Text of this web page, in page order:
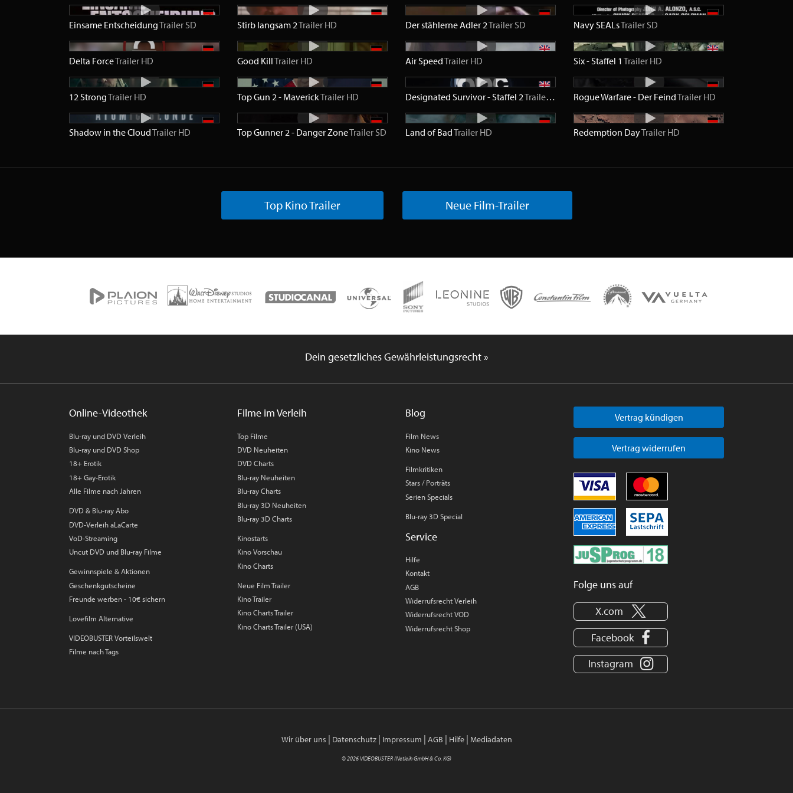
Einsame EntscheidungTrailer SD Stirb langsam 2Trailer HD Der stählerne Adler 2Trailer SD Navy SEALsTrailer SD
Delta ForceTrailer HD Good KillTrailer HD Air SpeedTrailer HD Six - Staffel 1 Trailer HD
12 StrongTrailer HD Top Gun 2 - MaverickTrailer HD Designated Survivor - Staffel 2Trailer HD Rogue Warfare - Der FeindTrailer HD
Shadow in the CloudTrailer HD Top Gunner 2 - Danger ZoneTrailer SD Land of BadTrailer HD Redemption DayTrailer HD
Top Kino Trailer Neue Film-Trailer
Dein gesetzliches Gewährleistungsrecht »
Online-Videothek
Blu-ray und DVD Verleih
Blu-ray und DVD Shop
18+ Erotik
18+ Gay-Erotik
Alle Filme nach Jahren
DVD & Blu-ray Abo
DVD-Verleih aLaCarte
VoD-Streaming
Uncut DVD und Blu-ray Filme
Gewinnspiele & Aktionen
Geschenkgutscheine
Freunde werben - 10€ sichern
Lovefilm Alternative
VIDEOBUSTER Vorteilswelt
Filme nach Tags
Filme im Verleih
Top Filme
DVD Neuheiten
DVD Charts
Blu-ray Neuheiten
Blu-ray Charts
Blu-ray 3D Neuheiten
Blu-ray 3D Charts
Kinostarts
Kino Vorschau
Kino Charts
Neue Film Trailer
Kino Trailer
Kino Charts Trailer
Kino Charts Trailer (USA)
Blog
Film News
Kino News
Filmkritiken
Stars / Porträts
Serien Specials
Blu-ray 3D Special
Service
Hilfe
Kontakt
AGB
Widerrufsrecht Verleih
Widerrufsrecht VOD
Widerrufsrecht Shop
Vertrag kündigen
Vertrag widerrufen
Folge uns auf
X.com
Facebook
Instagram
Wir über uns | Datenschutz| Impressum | AGB | Hilfe| Mediadaten
© 2026 VIDEOBUSTER (Netleih GmbH & Co. KG)